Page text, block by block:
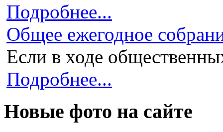
Подробнее...
Общее ежегодное
Если в ходе
Подробнее...
Новые фото на сайте